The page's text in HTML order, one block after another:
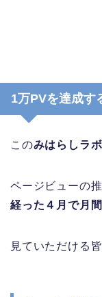
1万PVを達成す
このみはらしラボ
ページビューの
経った４月で月
見ていただける